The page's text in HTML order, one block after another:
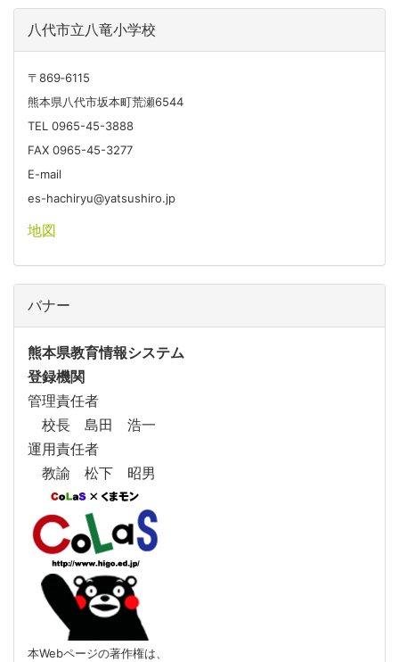
八代市立八竜小学校
〒869‐6115
熊本県八代市坂本町荒瀬6544
TEL 0965-45-3888
FAX 0965-45-3277
E-mail
es-hachiryu@yatsushiro.jp
地図
バナー
熊本県教育情報システム
登録機関
管理責任者
校長 島田 浩一
運用責任者
教諭 松下 昭男
本Webページの著作権は、